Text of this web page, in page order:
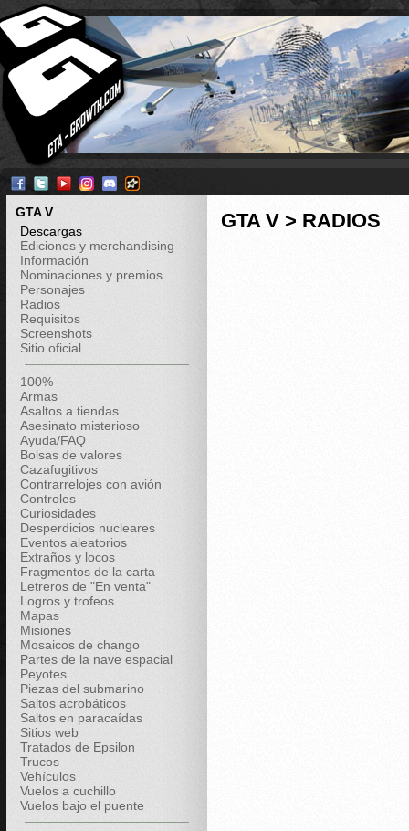
GTA V
Descargas
Ediciones y merchandising
Información
Nominaciones y premios
Personajes
Radios
Requisitos
Screenshots
Sitio oficial
100%
Armas
Asaltos a tiendas
Asesinato misterioso
Ayuda/FAQ
Bolsas de valores
Cazafugitivos
Contrarrelojes con avión
Controles
Curiosidades
Desperdicios nucleares
Eventos aleatorios
Extraños y locos
Fragmentos de la carta
Letreros de "En venta"
Logros y trofeos
Mapas
Misiones
Mosaicos de chango
Partes de la nave espacial
Peyotes
Piezas del submarino
Saltos acrobáticos
Saltos en paracaídas
Sitios web
Tratados de Epsilon
Trucos
Vehículos
Vuelos a cuchillo
Vuelos bajo el puente
GTA V > RADIOS